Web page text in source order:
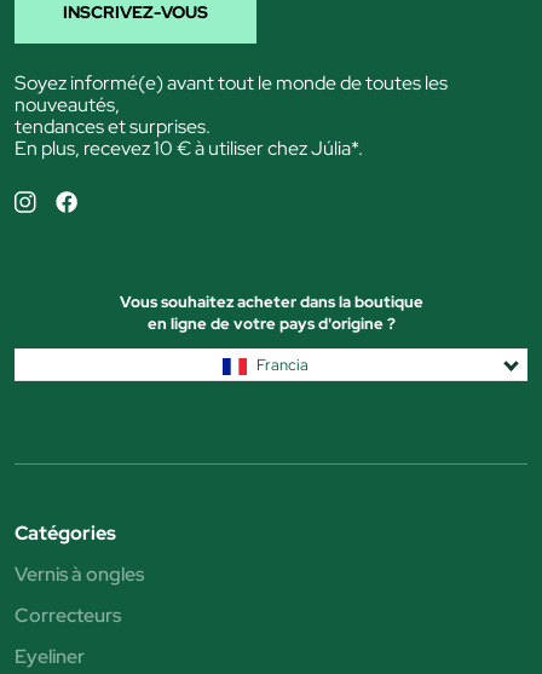
INSCRIVEZ-VOUS
Soyez informé(e) avant tout le monde de toutes les
nouveautés,
tendances et surprises.
En plus, recevez 10 € à utiliser chez Júlia*.
Vous souhaitez acheter dans la boutique
en ligne de votre pays d'origine ?
Francia
Catégories
Vernis à ongles
Correcteurs
Eyeliner